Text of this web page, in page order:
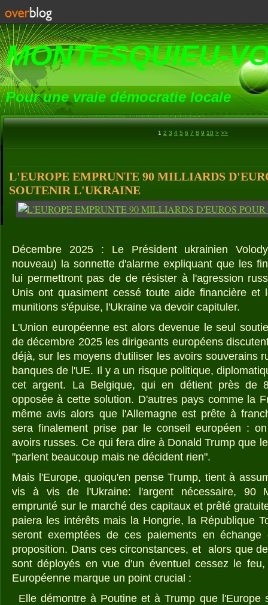
MONTESQUIEU-
Pour une vraie démocratie locale
1 2 3 4 5 6 7 8 9 10 20
30
40
50
60
70
80
90
100
200
300
400
500
600
700
800
900
1000
1100
1200
1300
1400
1500
1600
1700
1800
1900
2000
2100
2200
2300
2400
2500
2600
2700
> >>
L'EUROPE EMPRUNTE 90 MILLIARDS
SOUTENIR L'UKRAINE
Décembre 2025 : Le Président ukrainien
nouveau) la sonnette d'alarme expliquant que les
lui permettront pas de de résister à l'agression
Unis ont quasiment cessé toute aide financière et
munitions s'épuise, l'Ukraine va devoir capituler.
L'Union européenne est alors devenue le seul
de décembre 2025 les dirigeants européens
déjà, sur les moyens d'utiliser les avoirs souverains
banques de l'UE. Il y a un risque politique,
cet argent. La Belgique, qui en détient près de
opposée à cette solution. D'autres pays comme la
même avis alors que l'Allemagne est prête à
sera finalement prise par le conseil européen :
avoirs russes. Ce qui fera dire à Donald Trump que
"parlent beaucoup mais ne décident rien".
Mais l'Europe, quoiqu'en pense Trump, tient à
vis à vis de l'Ukraine: l'argent nécessaire, 90
emprunté sur le marché des capitaux et prêté
paiera les intérêts mais la Hongrie, la République
seront exemptées de ces paiements en
proposition. Dans ces circonstances, et alors que
sont déployés en vue d'un éventuel cessez le
Européenne marque un point crucial :
Elle démontre à Poutine et à Trump que l'Europe